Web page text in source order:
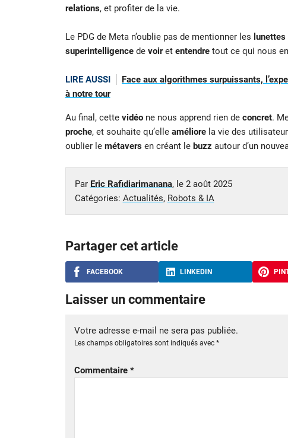
relations, et profiter de la vie.
Le PDG de Meta n’oublie pas de mentionner les
superintelligencede voiret entendretout ce qui nous
LIRE AUSSI
Face aux algorithmes surpuissants,
à notre tour
Au final, cette vidéone nous apprend rien de concret.
proche, et souhaite qu’elle améliorela vie des
oublier le métaversen créant le buzzautour d’un
Par Eric Rafidiarimanana, le 2 août 2025
Catégories: Actualités, Robots & IA
Partager cet article
FACEBOOK LINKEDIN
Laisser un commentaire
Votre adresse e-mail ne sera pas publiée.
Les champs obligatoires sont indiqués avec *
Commentaire *